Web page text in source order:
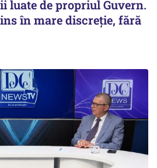
luate de propriul Guvern.
în mare discreție, fără